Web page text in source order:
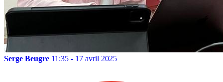
Serge Beugre 11:35 - 17 avril 2025